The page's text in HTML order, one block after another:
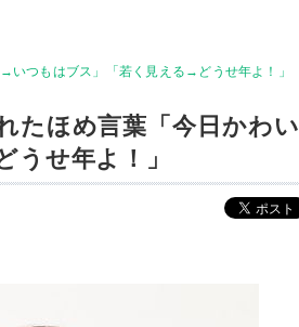
いつもはブス」「若く見える→どうせ年よ！」
たほめ言葉「今日かわい
せ年よ！」